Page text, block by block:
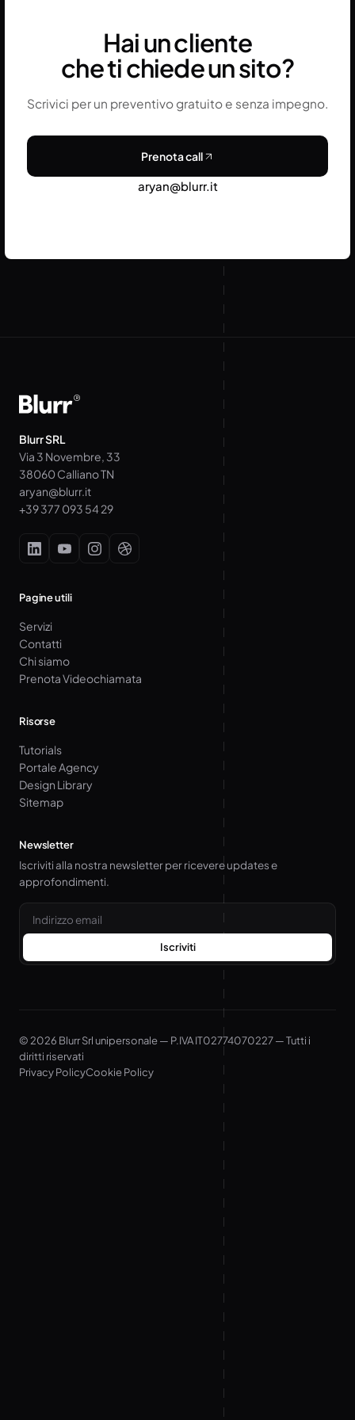
Hai un cliente
che ti chiede un sito?
Scrivici per un preventivo gratuito e senza impegno.
Prenota call
aryan@blurr.it
Blurr SRL
Via 3 Novembre, 33
38060 Calliano TN
aryan@blurr.it
+39 377 093 54 29
Pagine utili
Servizi
Contatti
Chi siamo
Prenota Videochiamata
Risorse
Tutorials
Portale Agency
Design Library
Sitemap
Newsletter
Iscriviti alla nostra newsletter per ricevere updates e
approfondimenti.
Email
Iscriviti
© 2026 Blurr Srl unipersonale — P.IVA IT02774070227 — Tutti i
diritti riservati
Privacy PolicyCookie Policy